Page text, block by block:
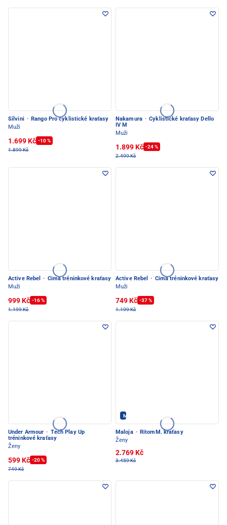
Silvini · Rango Pro cyklistické kraťasy
Muži
1.699 Kč -10 %
1.899 Kč
Nakamura · Cyklistické kraťasy Dello
IV M
Muži
1.899 Kč -24 %
2.499 Kč
Active Rebel · Cima tréninkové kraťasy
Muži
999 Kč -16 %
1.199 Kč
Active Rebel · Cima tréninkové kraťasy
Muži
749 Kč -37 %
1.199 Kč
Under Armour · Tech Play Up
tréninkové kraťasy
Ženy
599 Kč -20 %
749 Kč
Maloja - PEC POD SNĚŽKOU
Maloja · RitomM. kraťasy
Ženy
2.769 Kč
3.459 Kč